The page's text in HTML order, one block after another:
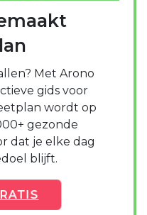
Met Arono
gids voor
wordt op
gezonde
dat je elke dag
blijft.